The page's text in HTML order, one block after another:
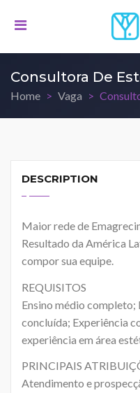
Consultora De
Home Vaga
DESCRIPTION
Maior rede de
Resultado da América
compor sua equipe.
REQUISITOS
Ensino médio
concluída; Experiência
experiência em área
PRINCIPAIS
Atendimento e